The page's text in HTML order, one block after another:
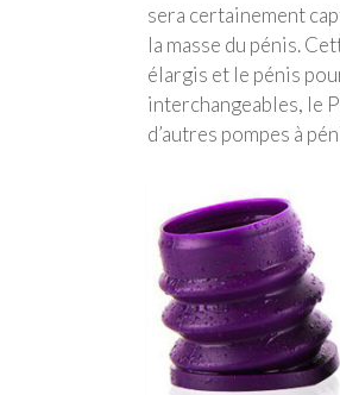
sera certainement
la masse du pénis.
élargis et le pénis
interchangeables, le
d’autres pompes à